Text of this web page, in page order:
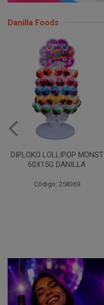
Danilla Foods
DIPLOKO LOLLIPOP MONST
60X15G DANILLA
Código: 258369